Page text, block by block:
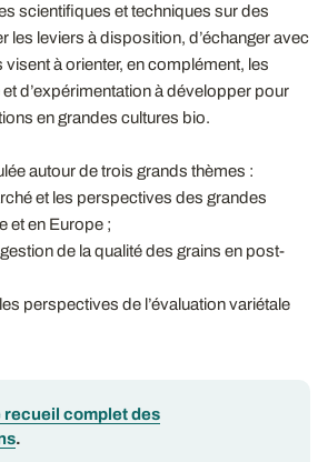
scientifiques et techniques sur des
les leviers à disposition, d’échanger avec
à orienter, en complément, les
d’expérimentation à développer pour
en grandes cultures bio.
autour de trois grands thèmes :
et les perspectives des grandes
et en Europe ;
de la qualité des grains en post-
perspectives de l’évaluation variétale
recueil complet des
.